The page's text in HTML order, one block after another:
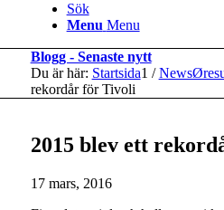
Sök
Menu Menu
Blogg - Senaste nytt
Du är här: Startsida1 /
rekordår för Tivoli
2015 blev ett
17 mars, 2016